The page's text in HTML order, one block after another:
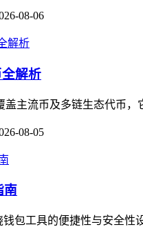
08-06
解析
主流币及多链生态代币
08-05
南
包工具的便捷性与安全